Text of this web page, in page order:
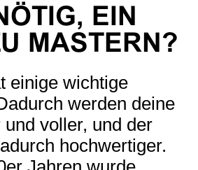
EIN
MASTERN?
einige wichtige
werden deine
voller, und der
hochwertiger.